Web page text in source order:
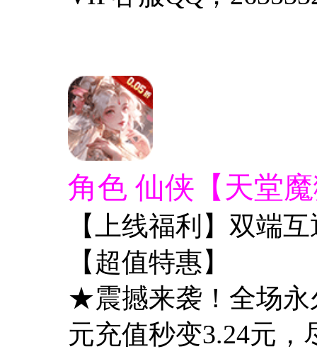
角色 仙侠【天堂
【上线福利】双端
【超值特惠】
★震撼来袭！全场永
元充值秒变3.24元，